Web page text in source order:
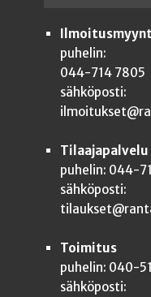
puhelin:
044-714 7805
sähköposti:
Tilaajapalvelu
puhelin: 044-
sähköposti:
Toimitus
puhelin: 040-
sähköposti: